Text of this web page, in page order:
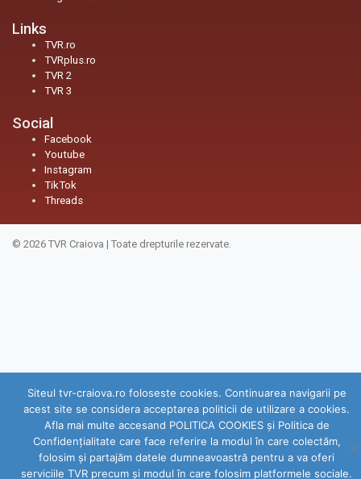
Links
TVR.ro
TVRplus.ro
TVR 2
TVR 3
Social
Facebook
Youtube
Instagram
TikTok
Threads
© 2026 TVR Craiova | Toate drepturile rezervate.
Siteul tvr-craiova.ro foloseste cookies. Continuarea navigarii pe
acest site se considera acceptarea politicii de utilizare a cookies.
Afla mai multe accesand POLITICA COOKIES și Politica de
Confidenţialitate care face referire la modul în care colectăm,
folosim şi partajăm datele dumneavoastră pentru a va oferi
serviciile TVR precum şi modul în care folosim platformele sociale.